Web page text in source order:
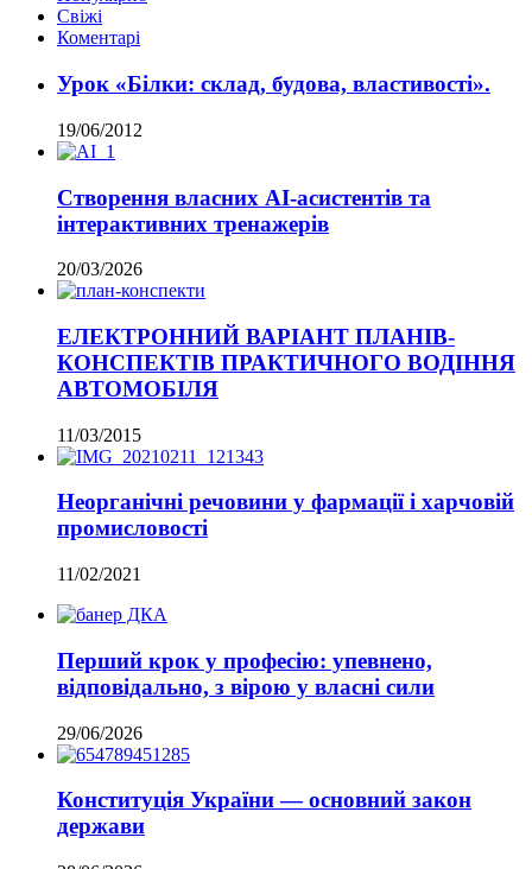
Свіжі
Коментарі
Урок «Білки: склад, будова, властивості».
19/06/2012
Створення власних AI-асистентів та
інтерактивних тренажерів
20/03/2026
ЕЛЕКТРОННИЙ ВАРІАНТ ПЛАНІВ-
КОНСПЕКТІВ ПРАКТИЧНОГО ВОДІННЯ
АВТОМОБІЛЯ
11/03/2015
Неорганічні речовини у фармації і харчовій
промисловості
11/02/2021
Перший крок у професію: упевнено,
відповідально, з вірою у власні сили
29/06/2026
Конституція України — основний закон
держави